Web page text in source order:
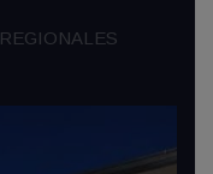
REGIONALES